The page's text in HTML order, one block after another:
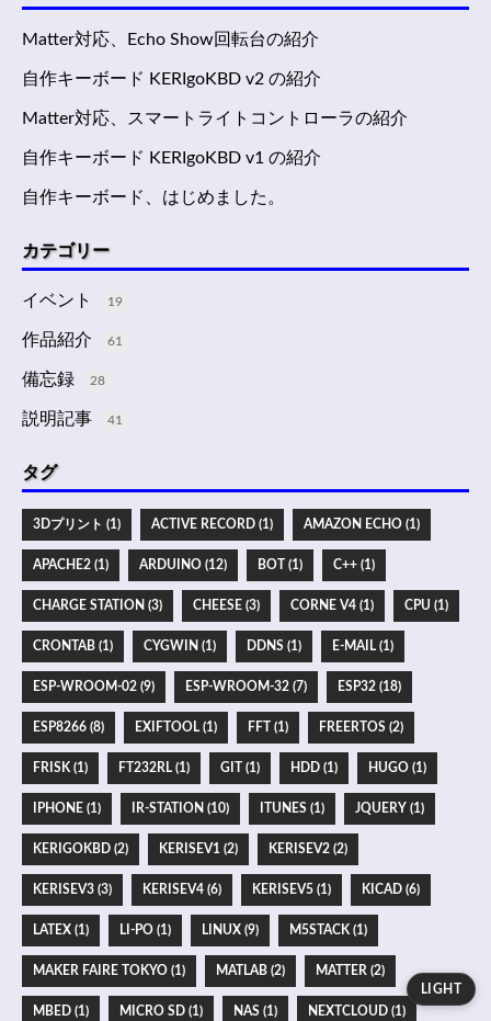
Matter対応、Echo Show回転台の紹介
自作キーボード KERIgoKBD v2 の紹介
Matter対応、スマートライトコントローラの紹介
自作キーボード KERIgoKBD v1 の紹介
自作キーボード、はじめました。
カテゴリー
イベント 19
作品紹介 61
備忘録 28
説明記事 41
タグ
3Dプリント (1) ACTIVE RECORD (1) AMAZON ECHO (1)
APACHE2 (1) ARDUINO (12) BOT (1) C++ (1)
CHARGE STATION (3) CHEESE (3) CORNE V4 (1) CPU (1)
CRONTAB (1) CYGWIN (1) DDNS (1) E-MAIL (1)
ESP-WROOM-02 (9) ESP-WROOM-32 (7) ESP32 (18)
ESP8266 (8) EXIFTOOL (1) FFT (1) FREERTOS (2)
FRISK (1) FT232RL (1) GIT (1) HDD (1) HUGO (1)
IPHONE (1) IR-STATION (10) ITUNES (1) JQUERY (1)
KERIGOKBD (2) KERISEV1 (2) KERISEV2 (2)
KERISEV3 (3) KERISEV4 (6) KERISEV5 (1) KICAD (6)
LATEX (1) LI-PO (1) LINUX (9) M5STACK (1)
MAKER FAIRE TOKYO (1) MATLAB (2) MATTER (2)
MBED (1) MICRO SD (1) NAS (1) NEXTCLOUD (1)
LIGHT